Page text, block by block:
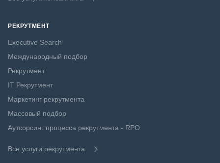
РЕКРУТМЕНТ
Executive Search
Международный подбор
Рекрутмент
IT Рекрутмент
Маркетинг рекрутмента
Массовый подбор
Аутсорсинг процесса рекрутмента - RPO
Все услуги рекрутмента